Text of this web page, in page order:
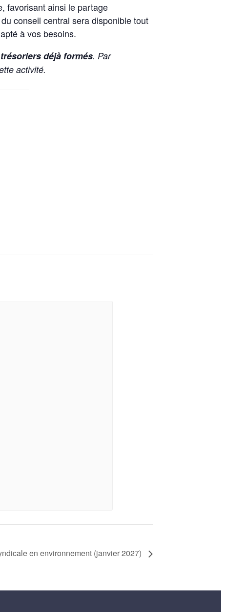
favorisant ainsi le partage
conseil central sera disponible tout
à vos besoins.
déjà formés. Par
activité.
en environnement (janvier 2027)